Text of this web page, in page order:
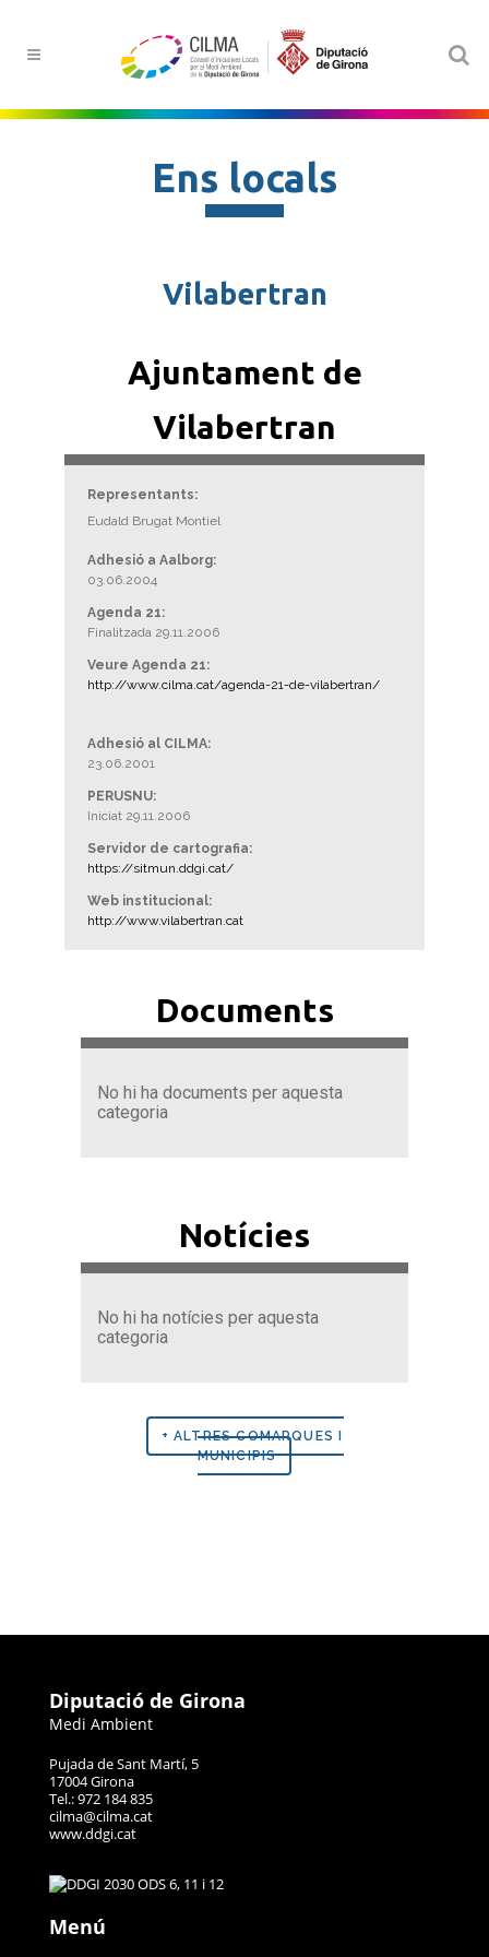
Ens locals
Vilabertran
Ajuntament de
Vilabertran
Representants:
Eudald Brugat Montiel
Adhesió a Aalborg:
03.06.2004
Agenda 21:
Finalitzada 29.11.2006
Veure Agenda 21:
http://www.cilma.cat/agenda-21-de-vilabertran/
Adhesió al CILMA:
23.06.2001
PERUSNU:
Iniciat 29.11.2006
Servidor de cartografia:
https://sitmun.ddgi.cat/
Web institucional:
http://www.vilabertran.cat
Documents
No hi ha documents per aquesta
categoria
Notícies
No hi ha notícies per aquesta
categoria
+ ALTRES COMARQUES I
MUNICIPIS
Diputació de Girona
Medi Ambient
Pujada de Sant Martí, 5
17004 Girona
Tel.: 972 184 835
cilma@cilma.cat
www.ddgi.cat
Menú